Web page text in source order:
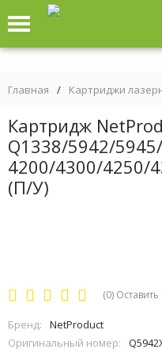
Главная / Картриджи
Картридж
Q1338/5942/
4200/4300/4250/
(П/У)
(0) Оставить
Бренд:
NetProduct
Оригинальный номер: